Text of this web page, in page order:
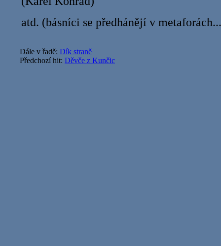
atd. (básníci se předhánějí v
Dále v řadě: Dík straně
Předchozí hit: Děvče z Kunčic